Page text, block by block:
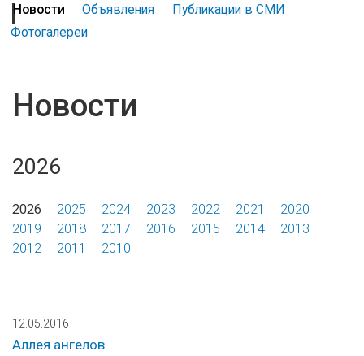
Новости Объявления
Публикации в СМИ
Фотогалереи
Новости
2026
2026 2025 2024 2023 2022 2021
2020
2019
2018 2017 2016 2015 2014
2013
2012
2011 2010
12.05.2016
Аллея ангелов